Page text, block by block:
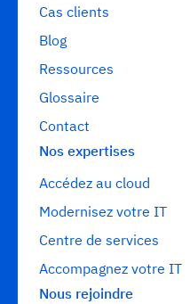
Cas clients
Blog
Ressources
Glossaire
Contact
Nos expertises
Accédez au cloud
Modernisez votre IT
Centre de services
Accompagnez votre IT
Nous rejoindre